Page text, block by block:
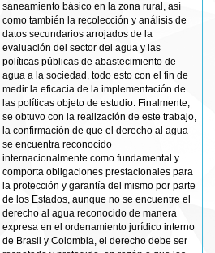
saneamiento básico en la zona rural, así
como también la recolección y análisis de
datos secundarios arrojados de la
evaluación del sector del agua y las
políticas públicas de abastecimiento de
agua a la sociedad, todo esto con el fin de
medir la eficacia de la implementación de
las políticas objeto de estudio. Finalmente,
se obtuvo con la realización de este trabajo,
la confirmación de que el derecho al agua
se encuentra reconocido
internacionalmente como fundamental y
comporta obligaciones prestacionales para
la protección y garantía del mismo por parte
de los Estados, aunque no se encuentre el
derecho al agua reconocido de manera
expresa en el ordenamiento jurídico interno
de Brasil y Colombia, el derecho debe ser